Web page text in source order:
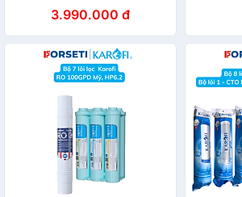
Chính Hãng3.990.000 đ